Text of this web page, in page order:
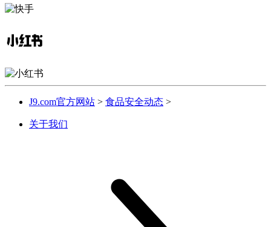
J9.com官方网站 > 食品安全动态 >
关于我们